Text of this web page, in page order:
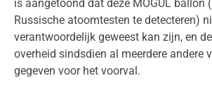
is aangetoond dat deze MOGUL ballon
Russische atoomtesten te detecteren)
verantwoordelijk geweest kan zijn, en
overheid sindsdien al meerdere andere
gegeven voor het voorval.